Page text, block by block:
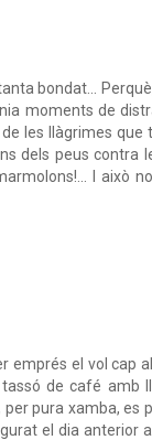
bondat...
moments de
les llàgrimes que
dels peus contra
I això
emprés el vol cap
de café amb
pura xamba, es
el dia anterior